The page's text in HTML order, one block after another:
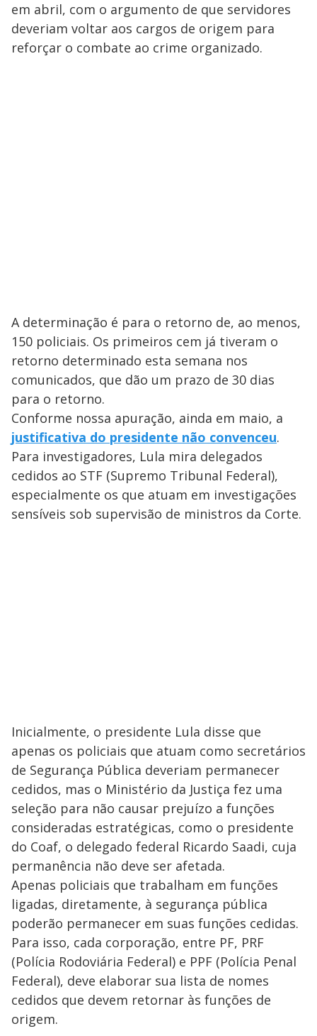
em abril, com o argumento de que servidores
deveriam voltar aos cargos de origem para
reforçar o combate ao crime organizado.
A determinação é para o retorno de, ao menos,
150 policiais. Os primeiros cem já tiveram o
retorno determinado esta semana nos
comunicados, que dão um prazo de 30 dias
para o retorno.
Conforme nossa apuração, ainda em maio, a
justificativa do presidente não convenceu.
Para investigadores, Lula mira delegados
cedidos ao STF (Supremo Tribunal Federal),
especialmente os que atuam em investigações
sensíveis sob supervisão de ministros da Corte.
Inicialmente, o presidente Lula disse que
apenas os policiais que atuam como secretários
de Segurança Pública deveriam permanecer
cedidos, mas o Ministério da Justiça fez uma
seleção para não causar prejuízo a funções
consideradas estratégicas, como o presidente
do Coaf, o delegado federal Ricardo Saadi, cuja
permanência não deve ser afetada.
Apenas policiais que trabalham em funções
ligadas, diretamente, à segurança pública
poderão permanecer em suas funções cedidas.
Para isso, cada corporação, entre PF, PRF
(Polícia Rodoviária Federal) e PPF (Polícia Penal
Federal), deve elaborar sua lista de nomes
cedidos que devem retornar às funções de
origem.